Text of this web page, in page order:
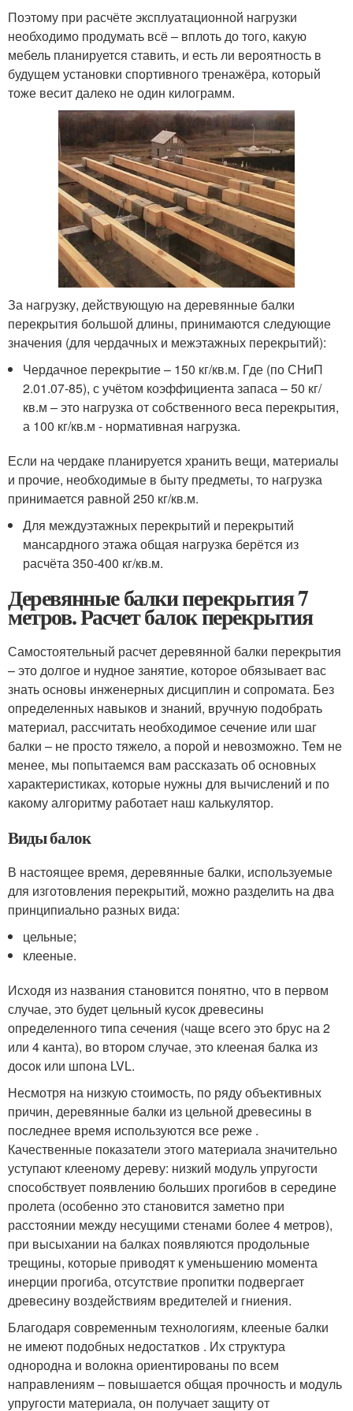
Поэтому при расчёте эксплуатационной нагрузки
необходимо продумать всё – вплоть до того, какую
мебель планируется ставить, и есть ли вероятность в
будущем установки спортивного тренажёра, который
тоже весит далеко не один килограмм.
За нагрузку, действующую на деревянные балки
перекрытия большой длины, принимаются следующие
значения (для чердачных и межэтажных перекрытий):
Чердачное перекрытие – 150 кг/кв.м. Где (по СНиП
2.01.07-85), с учётом коэффициента запаса – 50 кг/
кв.м – это нагрузка от собственного веса перекрытия,
а 100 кг/кв.м - нормативная нагрузка.
Если на чердаке планируется хранить вещи, материалы
и прочие, необходимые в быту предметы, то нагрузка
принимается равной 250 кг/кв.м.
Для междуэтажных перекрытий и перекрытий
мансардного этажа общая нагрузка берётся из
расчёта 350-400 кг/кв.м.
Деревянные балки перекрытия 7
метров. Расчет балок перекрытия
Самостоятельный расчет деревянной балки перекрытия
– это долгое и нудное занятие, которое обязывает вас
знать основы инженерных дисциплин и сопромата. Без
определенных навыков и знаний, вручную подобрать
материал, рассчитать необходимое сечение или шаг
балки – не просто тяжело, а порой и невозможно. Тем не
менее, мы попытаемся вам рассказать об основных
характеристиках, которые нужны для вычислений и по
какому алгоритму работает наш калькулятор.
Виды балок
В настоящее время, деревянные балки, используемые
для изготовления перекрытий, можно разделить на два
принципиально разных вида:
цельные;
клееные.
Исходя из названия становится понятно, что в первом
случае, это будет цельный кусок древесины
определенного типа сечения (чаще всего это брус на 2
или 4 канта), во втором случае, это клееная балка из
досок или шпона LVL.
Несмотря на низкую стоимость, по ряду объективных
причин, деревянные балки из цельной древесины в
последнее время используются все реже .
Качественные показатели этого материала значительно
уступают клееному дереву: низкий модуль упругости
способствует появлению больших прогибов в середине
пролета (особенно это становится заметно при
расстоянии между несущими стенами более 4 метров),
при высыхании на балках появляются продольные
трещины, которые приводят к уменьшению момента
инерции прогиба, отсутствие пропитки подвергает
древесину воздействиям вредителей и гниения.
Благодаря современным технологиям, клееные балки
не имеют подобных недостатков . Их структура
однородна и волокна ориентированы по всем
направлениям – повышается общая прочность и модуль
упругости материала, он получает защиту от